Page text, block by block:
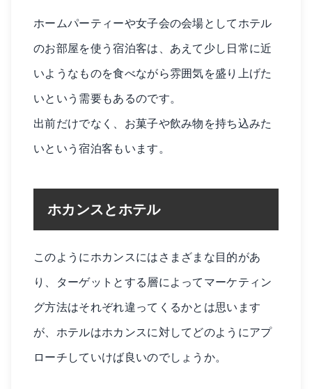
ホームパーティーや女子会の会場としてホテル
のお部屋を使う宿泊客は、あえて少し日常に近
いようなものを食べながら雰囲気を盛り上げた
いという需要もあるのです。
出前だけでなく、お菓子や飲み物を持ち込みた
いという宿泊客もいます。
ホカンスとホテル
このようにホカンスにはさまざまな目的があ
り、ターゲットとする層によってマーケティン
グ方法はそれぞれ違ってくるかとは思います
が、ホテルはホカンスに対してどのようにアプ
ローチしていけば良いのでしょうか。